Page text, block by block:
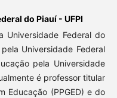
do Piauí - UFPI
Universidade Federal do
Universidade Federal
pela Universidade
é professor titular
Educação (PPGED) e do